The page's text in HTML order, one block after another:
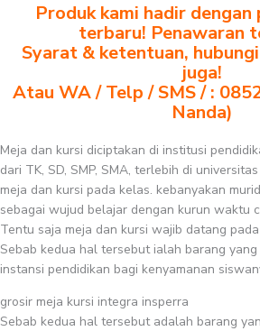
Produk kami hadir
terbaru! Penawaran
Syarat & ketentuan,
juga!
Atau WA / Telp / SMS / :
Nanda)
Meja dan kursi diciptakan di institusi
dari TK, SD, SMP, SMA, terlebih di
meja dan kursi pada kelas. kebanyakan
sebagai wujud belajar dengan kurun waktu
Tentu saja meja dan kursi wajib datang
Sebab kedua hal tersebut ialah barang
instansi pendidikan bagi kenyamanan
grosir meja kursi integra insperra
Sebab kedua hal tersebut adalah barang